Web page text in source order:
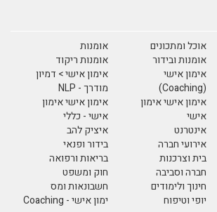
אוכל ומתכונים
אומנות
אומנות ובידור
אומנות ריקוד
אימון אישי
(Coaching)
אימון אישי > דמיון
מודרך - NLP
אימון אישי אימון
אישי
אימון אישי אימון
אישי - כללי
אינטרנט
איציק להב
אירועי חברה
בידור ופנאי
בית וצרכנות
בריאות ורפואה
חברה וסביבה
חוק ומשפט
חינוך ולימודים
חשבונאות ומס
יופי וטיפוח
ימון אישי - Coaching